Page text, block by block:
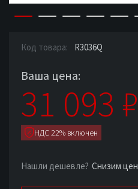
Код товара: R3036Q
Ваша цена:
31 093 ₽
НДС 22% включен
Нашли дешевле? Снизим